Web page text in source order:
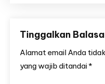
Tinggalkan
Alamat email Anda
yang wajib ditandai*